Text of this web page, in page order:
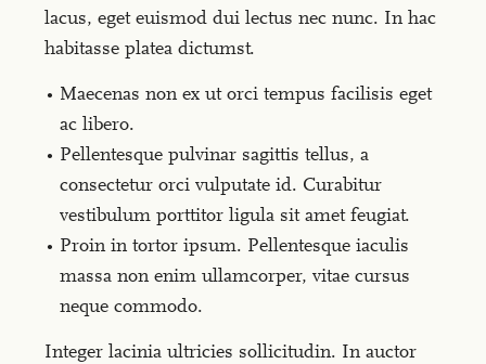
lacus, eget euismod dui lectus nec nunc. In hac
habitasse platea dictumst.
Maecenas non ex ut orci tempus facilisis eget
ac libero.
Pellentesque pulvinar sagittis tellus, a
consectetur orci vulputate id. Curabitur
vestibulum porttitor ligula sit amet feugiat.
Proin in tortor ipsum. Pellentesque iaculis
massa non enim ullamcorper, vitae cursus
neque commodo.
Integer lacinia ultricies sollicitudin. In auctor